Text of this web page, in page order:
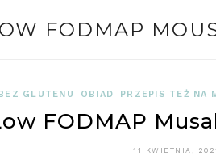
FODMAP
BEZ GLUTENU OBIAD PRZEPIS TEŻ NA
FODMAP
11 KWIETNIA,